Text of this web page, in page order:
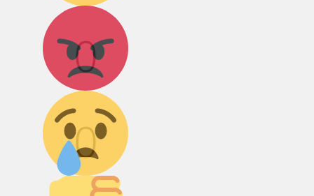
0
Агрессия!
0
Грусть :(
Палец вниз!